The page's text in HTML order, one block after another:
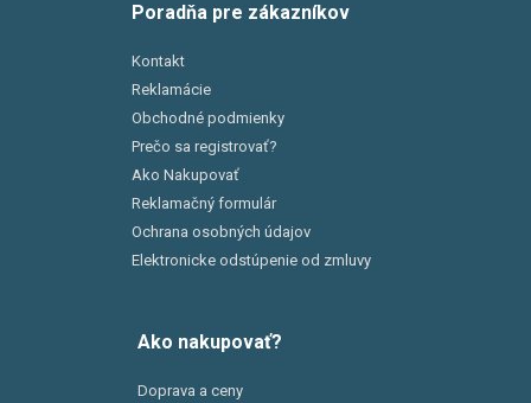
Poradňa pre zákazníkov
Kontakt
Reklamácie
Obchodné podmienky
Prečo sa registrovať?
Ako Nakupovať
Reklamačný formulár
Ochrana osobných údajov
Elektronicke odstúpenie od zmluvy
Ako nakupovať?
Doprava a ceny